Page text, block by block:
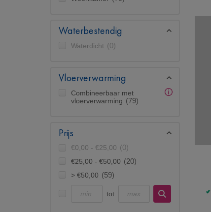
Waterbestendig
Waterdicht (0)
Vloerverwarming
Combineerbaar met
vloerverwarming (79)
Prijs
€0,00 - €25,00 (0)
€25,00 - €50,00 (20)
> €50,00 (59)
tot